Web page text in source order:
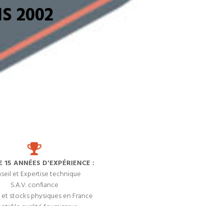
2002
15 ANNÉES D'EXPÉRIENCE :
et Expertise technique
S.A.V. confiance
stocks physiques en France